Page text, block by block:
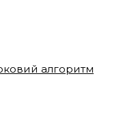
алгоритм